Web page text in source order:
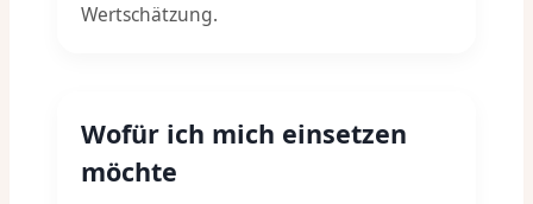
Wertschätzung.
Wofür ich mich einsetzen
möchte